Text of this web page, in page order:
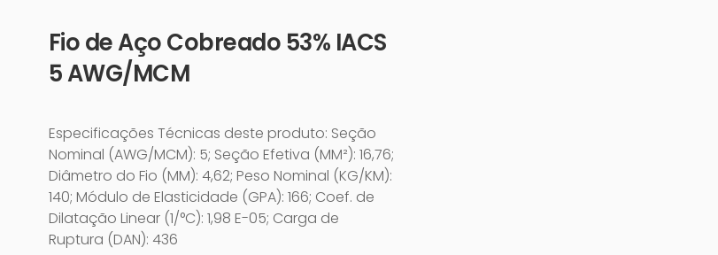
Fio de Aço Cobreado 53% IACS
5 AWG/MCM
Especificações Técnicas deste produto: Seção
Nominal (AWG/MCM): 5; Seção Efetiva (MM²): 16,76;
Diâmetro do Fio (MM): 4,62; Peso Nominal (KG/KM):
140; Módulo de Elasticidade (GPA): 166; Coef. de
Dilatação Linear (1/°C): 1,98 E-05; Carga de
Ruptura (DAN): 436